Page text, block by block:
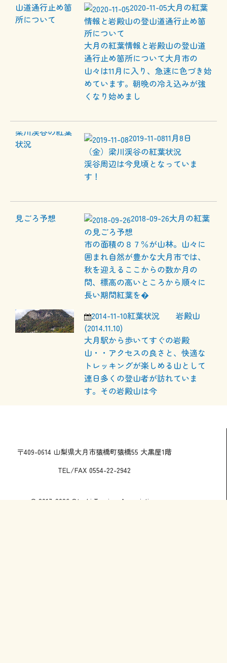
2020-11-05大月の紅葉
情報と岩殿山の登山道通行止め箇
所について
大月の紅葉情報と岩殿山の登山道
通行止め箇所について大月市の
山々は11月に入り、急速に色づき始
めています。朝晩の冷え込みが強
くなり始めまし
2019-11-0811月8日
（金）梁川渓谷の紅葉状況
渓谷周辺は今見頃となっていま
す！
2018-09-26大月の紅葉
の見ごろ予想
市の面積の８７％が山林。山々に
囲まれ自然が豊かな大月市では、
秋を迎えるここからの数か月の
間、標高の高いところから順々に
長い期間紅葉を�
2014-11-10紅葉状況 岩殿山
(2014.11.10)
大月駅から歩いてすぐの岩殿
山・・アクセスの良さと、快適な
トレッキングが楽しめる山として
連日多くの登山者が訪れていま
す。その岩殿山は今
〒409-0614 山梨県大月市猿橋町猿橋55 大黒屋1階
TEL/FAX 0554-22-2942
© 2017-2026 Otsuki Tourism Association.